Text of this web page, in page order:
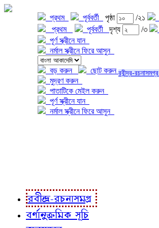
প্রথম পূর্ববর্তী পৃষ্ঠা /২১
প্রথম
পূর্ববর্তী দৃশ্য /৩
পূর্ণ স্ক্রীনে যান
নর্মাল স্ক্রীনে ফিরে আসুন
বড় করুন
ছোট করুন
মুদ্রণ করুন
পাতাটিকে মেইল করুন
পূর্ণ স্ক্রীনে যান
নর্মাল স্ক্রীনে ফিরে আসুন
রবীন্দ্র-রচনাসমগ্র
রবীন্দ্র-রচনাসমগ্র
বর্ণানুক্রমিক সূচি